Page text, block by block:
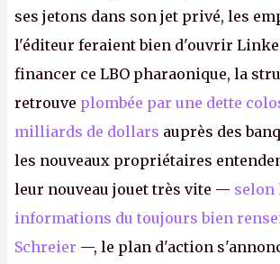
ses jetons dans son jet privé, les
l'éditeur feraient bien d'ouvrir
financer ce LBO pharaonique, la
retrouve plombée par une dette
milliards de dollars auprès des
les nouveaux propriétaires
leur nouveau jouet très vite — selon
informations du toujours bien
Schreier —, le plan d'action